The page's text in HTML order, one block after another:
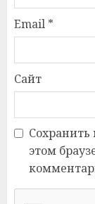
Email *
Сайт
Сохранить
этом